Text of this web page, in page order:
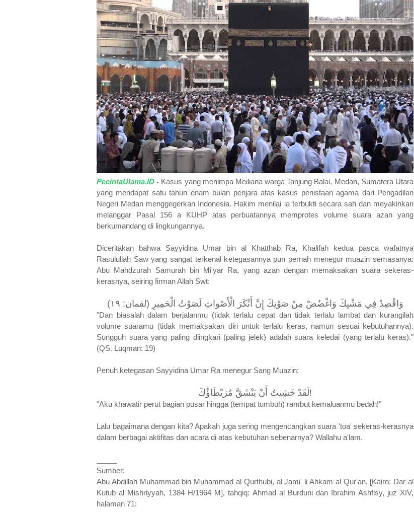
PecintaUlama.ID - Kasus yang menimpa Meiliana warga Tanjung Balai, Medan, Sumatera Utara
yang mendapat satu tahun enam bulan penjara atas kasus penistaan agama dari Pengadilan
Negeri Medan menggegerkan Indonesia. Hakim menilai ia terbukti secara sah dan meyakinkan
melanggar Pasal 156 a KUHP atas perbuatannya memprotes volume suara azan yang
berkumandang di lingkungannya.
Diceritakan bahwa Sayyidina Umar bin al Khatthab Ra, Khalifah kedua pasca wafatnya
Rasulullah Saw yang sangat terkenal ketegasannya pun pernah menegur muazin semasanya:
Abu Mahdzurah Samurah bin Mi'yar Ra, yang azan dengan memaksakan suara sekeras-
kerasnya, seiring firman Allah Swt:
وَاقْصِدْ فِي مَشْيِكَ وَاغْضُضْ مِنْ صَوْتِكَ إِنَّ أَنْكَرَ الْأَصْواتِ لَصَوْتُ الْحَمِيرِ (لقمان: ١٩)
"Dan biasalah dalam berjalanmu (tidak terlalu cepat dan tidak terlalu lambat dan kurangilah
volume suaramu (tidak memaksakan diri untuk terlalu keras, namun sesuai kebutuhannya).
Sungguh suara yang paling diingkari (paling jelek) adalah suara keledai (yang terlalu keras)."
(QS. Luqman: 19)
Penuh ketegasan Sayyidina Umar Ra menegur Sang Muazin:
لَقَدْ خَشِيتُ أَنْ يَنْشَقَّ مُرَيْطَاؤُكَ!
"Aku khawatir perut bagian pusar hingga (tempat tumbuh) rambut kemaluanmu bedah!"
Lalu bagaimana dengan kita? Apakah juga sering mengencangkan suara 'toa' sekeras-kerasnya
dalam berbagai aktifitas dan acara di atas kebutuhan sebenarnya? Wallahu a'lam.
Sumber:
Abu Abdillah Muhammad bin Muhammad al Qurthubi, al Jami' li Ahkam al Qur'an, [Kairo: Dar al
Kutub al Mishriyyah, 1384 H/1964 M], tahqiq: Ahmad al Burduni dan Ibrahim Ashfisy, juz XIV,
halaman 71: